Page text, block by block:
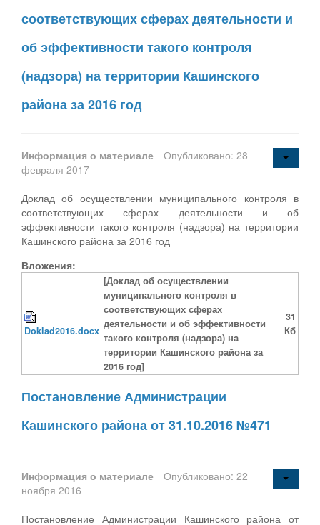
соответствующих сферах деятельности и
об эффективности такого контроля
(надзора) на территории Кашинского
района за 2016 год
Информация о материале
Опубликовано: 28
февраля 2017
Доклад об осуществлении муниципального контроля в
соответствующих сферах деятельности и об
эффективности такого контроля (надзора) на территории
Кашинского района за 2016 год
Вложения:
Doklad2016.docx
[Доклад об осуществлении
муниципального контроля в
соответствующих сферах
деятельности и об эффективности
такого контроля (надзора) на
территории Кашинского района за
2016 год]
31
Кб
Постановление Администрации
Кашинского района от 31.10.2016 №471
Информация о материале
Опубликовано: 22
ноября 2016
Постановление Администрации Кашинского района от